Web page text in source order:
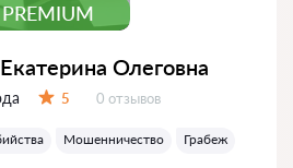
PREMIUM
Олеговна
5 Отзывов:
0 отзывов
Мошенничество Грабеж